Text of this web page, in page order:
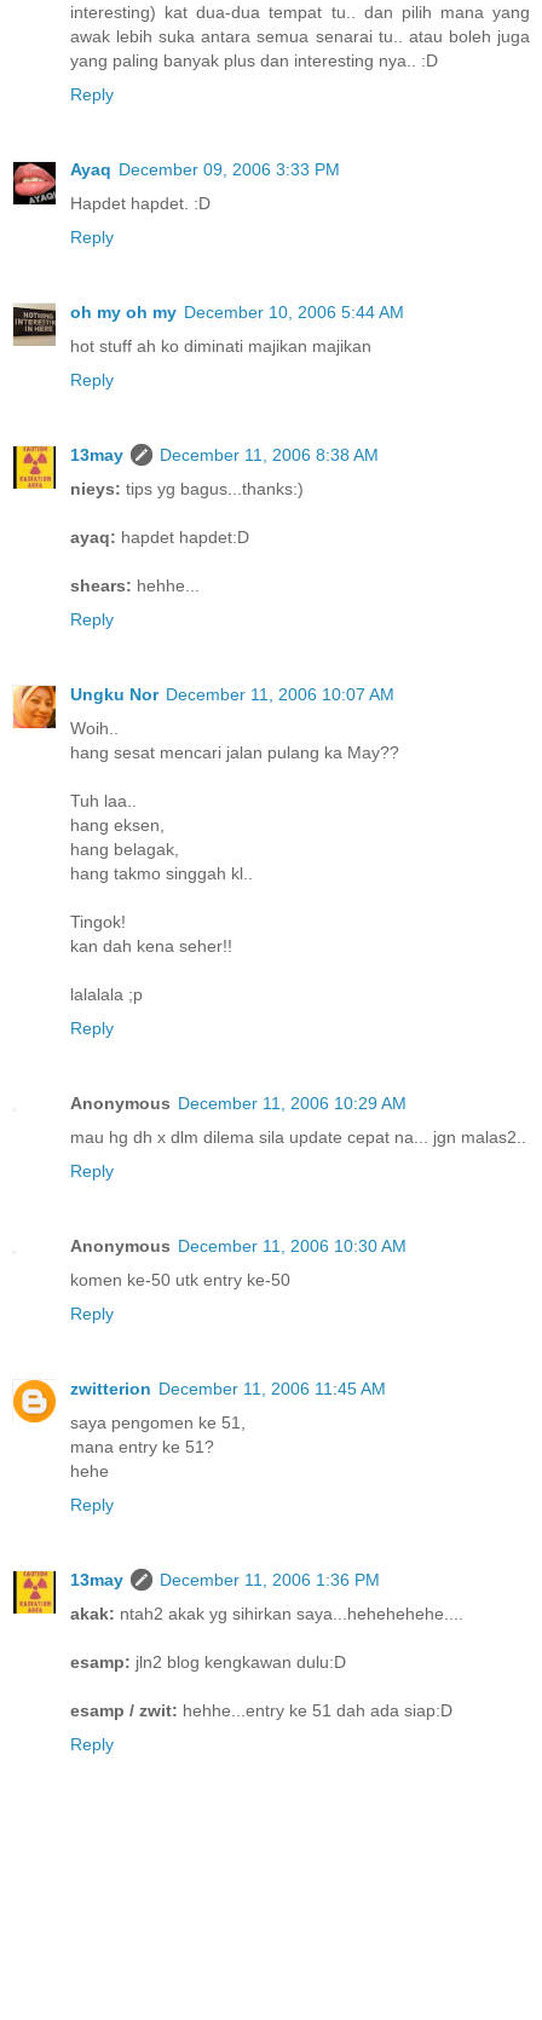
interesting) kat dua-dua tempat tu.. dan pilih mana yang
awak lebih suka antara semua senarai tu.. atau boleh juga
yang paling banyak plus dan interesting nya.. :D
Reply
Ayaq December 09, 2006 3:33 PM
Hapdet hapdet. :D
Reply
oh my oh my December 10, 2006 5:44 AM
hot stuff ah ko diminati majikan majikan
Reply
13may
December 11, 2006 8:38 AM
nieys: tips yg bagus...thanks:)
ayaq: hapdet hapdet:D
shears: hehhe...
Reply
Ungku Nor December 11, 2006 10:07 AM
Woih..
hang sesat mencari jalan pulang ka May??
Tuh laa..
hang eksen,
hang belagak,
hang takmo singgah kl..
Tingok!
kan dah kena seher!!
lalalala ;p
Reply
Anonymous December 11, 2006 10:29 AM
mau hg dh x dlm dilema sila update cepat na... jgn malas2..
Reply
Anonymous December 11, 2006 10:30 AM
komen ke-50 utk entry ke-50
Reply
zwitterion December 11, 2006 11:45 AM
saya pengomen ke 51,
mana entry ke 51?
hehe
Reply
13may
December 11, 2006 1:36 PM
akak: ntah2 akak yg sihirkan saya...hehehehehe....
esamp: jln2 blog kengkawan dulu:D
esamp / zwit: hehhe...entry ke 51 dah ada siap:D
Reply